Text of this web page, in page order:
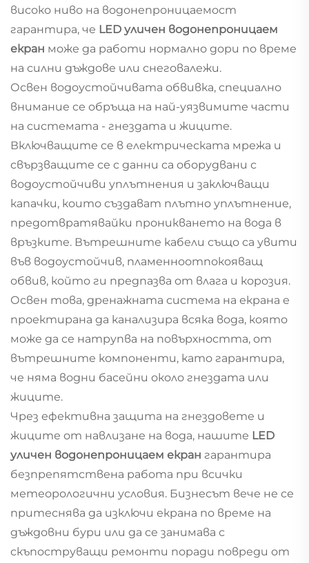
високо ниво на водонепроницаемост
гарантира, че LED уличен водонепроницаем
екран може да работи нормално дори по време
на силни дъждове или снеговалежи.
Освен водоустойчивата обвивка, специално
внимание се обръща на най-уязвимите части
на системата - гнездата и жиците.
Включващите се в електрическата мрежа и
свързващите се с данни са оборудвани с
водоустойчиви уплътнения и заключващи
капачки, които създават плътно уплътнение,
предотвратявайки проникването на вода в
връзките. Вътрешните кабели също са увити
във водоустойчив, пламенноотпокояващ
обвив, който ги предпазва от влага и корозия.
Освен това, дренажната система на екрана е
проектирана да канализира всяка вода, която
може да се натрупва на повърхността, от
вътрешните компоненти, като гарантира,
че няма водни басейни около гнездата или
жиците.
Чрез ефективна защита на гнездовете и
жиците от навлизане на вода, нашите LED
уличен водонепроницаем екран гарантира
безпрепятствена работа при всички
метеорологични условия. Бизнесът вече не се
притеснява да изключи екрана по време на
дъждовни бури или да се занимава с
скъпоструващи ремонти поради повреди от